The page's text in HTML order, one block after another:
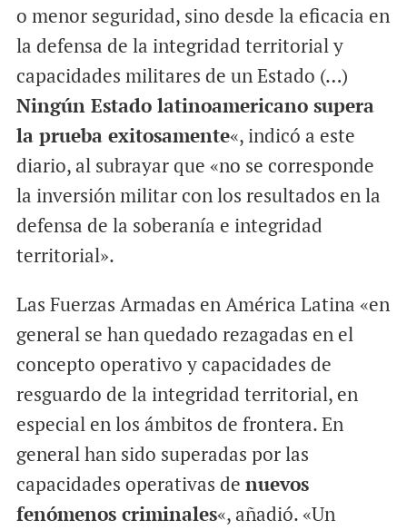
o menor seguridad, sino desde la eficacia en
la defensa de la integridad territorial y
capacidades militares de un Estado (…)
Ningún Estado latinoamericano supera
la prueba exitosamente«, indicó a este
diario, al subrayar que «no se corresponde
la inversión militar con los resultados en la
defensa de la soberanía e integridad
territorial».
Las Fuerzas Armadas en América Latina «en
general se han quedado rezagadas en el
concepto operativo y capacidades de
resguardo de la integridad territorial, en
especial en los ámbitos de frontera. En
general han sido superadas por las
capacidades operativas de nuevos
fenómenos criminales«, añadió. «Un